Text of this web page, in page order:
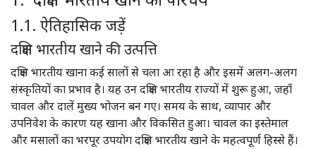
1.1. ऐतिहासिक जड़ें
दक्षिण भारतीय खाने की उत्पत्ति
दक्षिण भारतीय खाना कई सालों से चला आ रहा है और इसमें अलग-अलग
संस्कृतियों का प्रभाव है। यह उन दक्षिण भारतीय राज्यों में शुरू हुआ, जहाँ
चावल और दालें मुख्य भोजन बन गए। समय के साथ, व्यापार और
उपनिवेश के कारण यह खाना और विकसित हुआ। चावल का इस्तेमाल
और मसालों का भरपूर उपयोग दक्षिण भारतीय खाने के महत्वपूर्ण हिस्से हैं।